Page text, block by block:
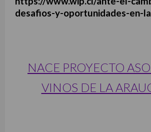
desafios-y-oportunidades-en-
NACE PROYECTO
VINOS DE LA